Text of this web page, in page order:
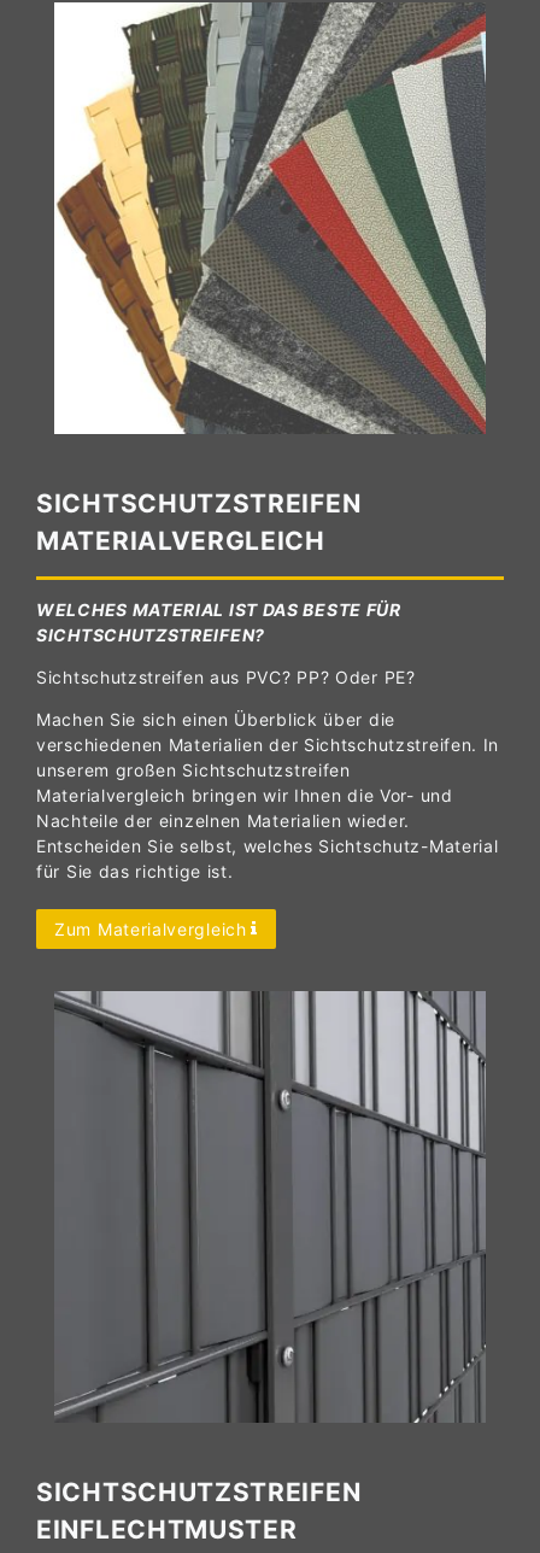
SICHTSCHUTZSTREIFEN
MATERIALVERGLEICH
WELCHES MATERIAL IST DAS BESTE FÜR
SICHTSCHUTZSTREIFEN?
Sichtschutzstreifen aus PVC? PP? Oder PE?
Machen Sie sich einen Überblick über die
verschiedenen Materialien der Sichtschutzstreifen. In
unserem großen Sichtschutzstreifen
Materialvergleich bringen wir Ihnen die Vor- und
Nachteile der einzelnen Materialien wieder.
Entscheiden Sie selbst, welches Sichtschutz-Material
für Sie das richtige ist.
Zum Materialvergleich
SICHTSCHUTZSTREIFEN
EINFLECHTMUSTER